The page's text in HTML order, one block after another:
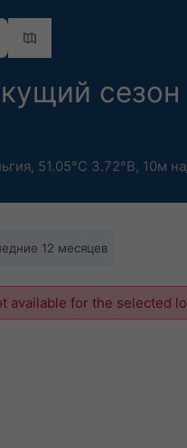
, 51.05°С 3.72°В, 10м
12 месяцев
available for the selected